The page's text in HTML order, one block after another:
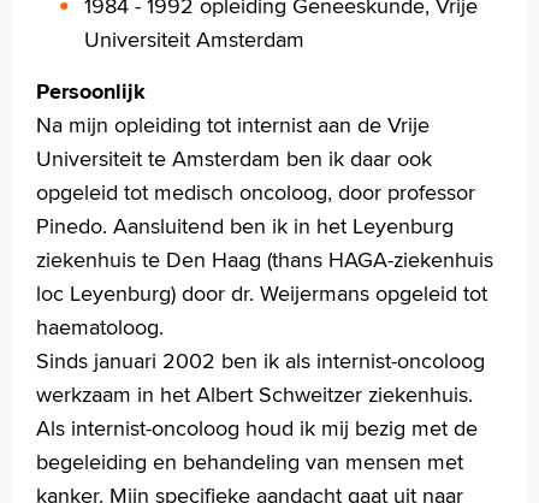
Tekstgrootte A
Language
Zoeken
English
Français
Polski
Türkçe
Arabisch
Universiteit Amsterdam
Persoonlijk
Na mijn opleiding tot internist aan de Vrije
Universiteit te Amsterdam ben ik daar ook
opgeleid tot medisch oncoloog, door professor
Pinedo. Aansluitend ben ik in het Leyenburg
ziekenhuis te Den Haag (thans HAGA-ziekenhuis
loc Leyenburg) door dr. Weijermans opgeleid tot
haematoloog.
Sinds januari 2002 ben ik als internist-oncoloog
werkzaam in het Albert Schweitzer ziekenhuis.
Als internist-oncoloog houd ik mij bezig met de
begeleiding en behandeling van mensen met
kanker. Mijn specifieke aandacht gaat uit naar